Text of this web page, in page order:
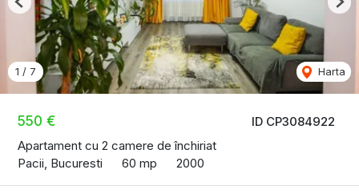
ID CP3084922
550 €
Apartament cu 2 camere de închiriat
Pacii, Bucuresti
60 mp 2000
1 / 7 Harta
Previous